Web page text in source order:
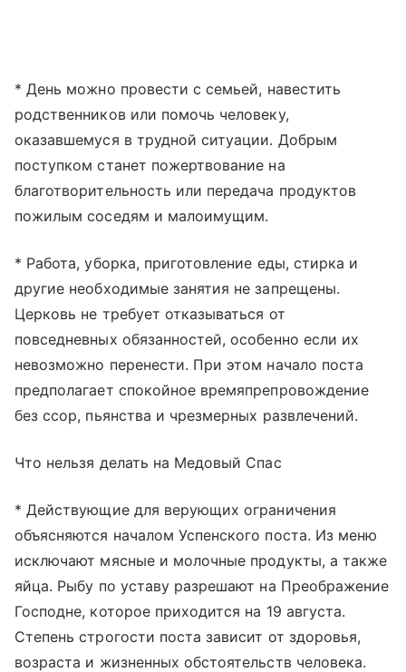
* День можно провести с семьей, навестить
родственников или помочь человеку,
оказавшемуся в трудной ситуации. Добрым
поступком станет пожертвование на
благотворительность или передача продуктов
пожилым соседям и малоимущим.
* Работа, уборка, приготовление еды, стирка и
другие необходимые занятия не запрещены.
Церковь не требует отказываться от
повседневных обязанностей, особенно если их
невозможно перенести. При этом начало поста
предполагает спокойное времяпрепровождение
без ссор, пьянства и чрезмерных развлечений.
Что нельзя делать на Медовый Спас
* Действующие для верующих ограничения
объясняются началом Успенского поста. Из меню
исключают мясные и молочные продукты, а также
яйца. Рыбу по уставу разрешают на Преображение
Господне, которое приходится на 19 августа.
Степень строгости поста зависит от здоровья,
возраста и жизненных обстоятельств человека.